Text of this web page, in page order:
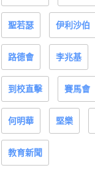
聖若瑟 伊利沙伯
路德會 李兆基
到校直擊 賽馬會
何明華 堅樂
教育新聞